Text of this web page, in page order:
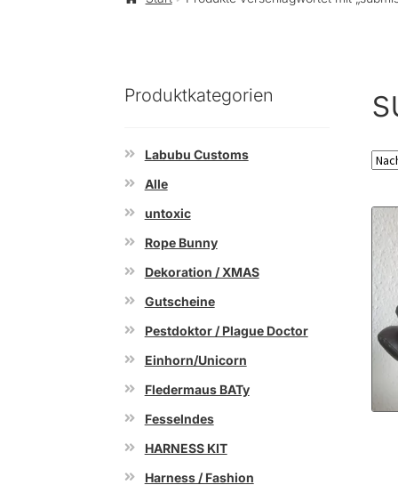
Produktkategorien
Labubu Customs
Alle
untoxic
Rope Bunny
Dekoration / XMAS
Gutscheine
Pestdoktor / Plague Doctor
Einhorn/Unicorn
Fledermaus BATy
Fesselndes
HARNESS KIT
Harness / Fashion